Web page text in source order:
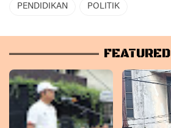
PENDIDIKAN POLITIK
FEATURED